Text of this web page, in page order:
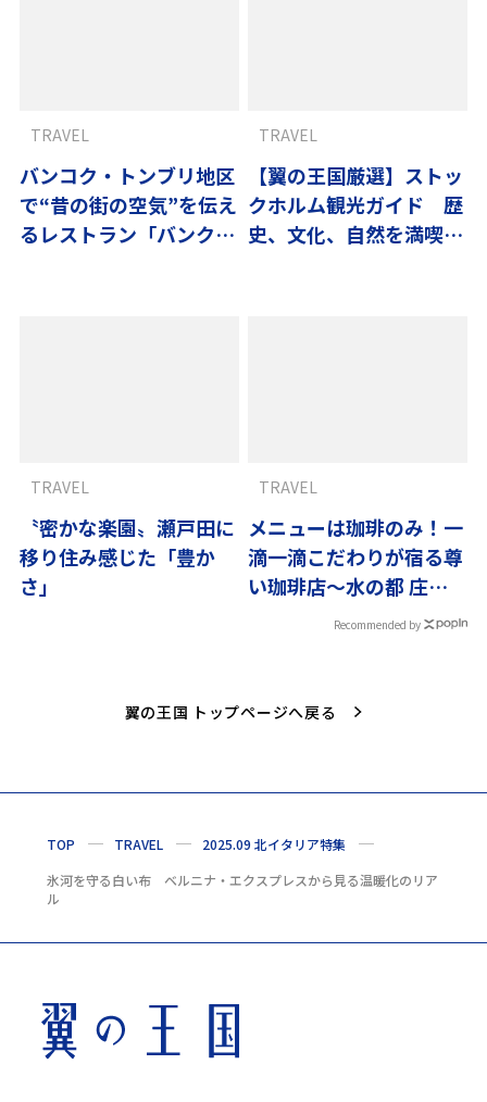
バンコク・トンブリ地区
で“昔の街の空気”を伝え
るレストラン「バンクー
TRAVEL
【翼の王国厳選】ストッ
クホルム観光ガイド 歴
史、文化、自然を満喫す
TRAVEL
〝密かな楽園〟瀬戸田に
移り住み感じた「豊か
さ」
TRAVEL
メニューは珈琲のみ！一
滴一滴こだわりが宿る尊
い珈琲店～水の都 庄内
TRAVEL
Recommended by
翼の王国 トップページへ戻る
TOP TRAVEL
2025.09 北イタリア特集
氷河を守る白い布 ベルニナ・エクスプレスから見る温暖化のリア
ル